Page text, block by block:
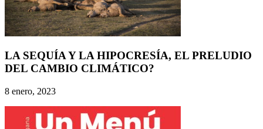
LA SEQUÍA Y LA HIPOCRESÍA, EL PRELUDIO
DEL CAMBIO CLIMÁTICO?
8 enero, 2023